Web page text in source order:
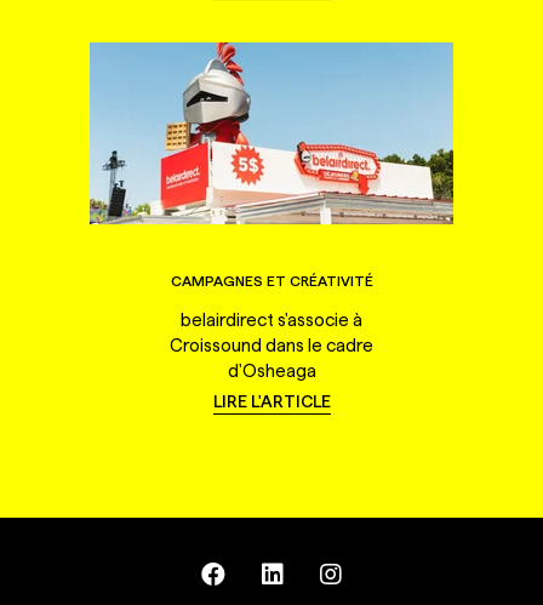
CAMPAGNES ET CRÉATIVITÉ
belairdirect s'associe à
Croissound dans le cadre
d'Osheaga
LIRE L'ARTICLE